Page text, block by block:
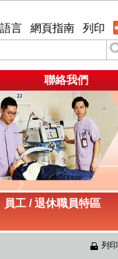
言 網頁指南 列印
聯絡我們
員工 / 退休職員特區
列印